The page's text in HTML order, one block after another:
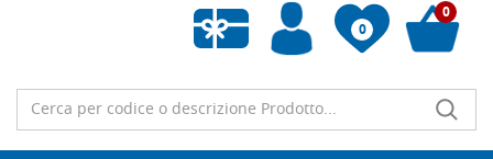
0
Lista de deseos vacía
0